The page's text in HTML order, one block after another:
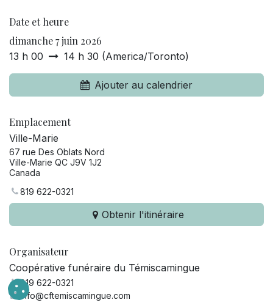
Date et heure
dimanche 7 juin 2026
13 h 00 14 h 30 (America/Toronto)
Ajouter au calendrier
Emplacement
Ville-Marie
67 rue Des Oblats Nord
Ville-Marie QC J9V 1J2
Canada
819 622-0321
Obtenir l'itinéraire
Organisateur
Coopérative funéraire du Témiscamingue
819 622-0321
info@cftemiscamingue.com